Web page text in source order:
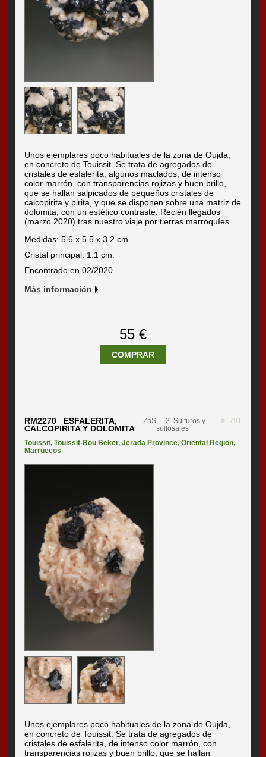
Unos ejemplares poco habituales de la zona de Oujda,
en concreto de Touissit. Se trata de agregados de
cristales de esfalerita, algunos maclados, de intenso
color marrón, con transparencias rojizas y buen brillo,
que se hallan salpicados de pequeños cristales de
calcopirita y pirita, y que se disponen sobre una matriz de
dolomita, con un estético contraste. Recién llegados
(marzo 2020) tras nuestro viaje por tierras marroquíes.
Medidas: 5.6 x 5.5 x 3.2 cm.
Cristal principal: 1.1 cm.
Encontrado en 02/2020
Más información
55 €
COMPRAR
RM2270 ESFALERITA,
CALCOPIRITA Y DOLOMITA
ZnS - 2. Sulfuros y
sulfosales
#1791
Touissit,Touissit-Bou Beker,Jerada Province,Oriental Region,
Marruecos
Unos ejemplares poco habituales de la zona de Oujda,
en concreto de Touissit. Se trata de agregados de
cristales de esfalerita, de intenso color marrón, con
transparencias rojizas y buen brillo, que se hallan